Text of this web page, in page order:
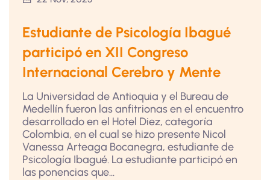
Estudiante de Psicología Ibagué
participó en XII Congreso
Internacional Cerebro y Mente
La Universidad de Antioquia y el Bureau de
Medellín fueron las anfitrionas en el encuentro
desarrollado en el Hotel Diez, categoría
Colombia, en el cual se hizo presente Nicol
Vanessa Arteaga Bocanegra, estudiante de
Psicología Ibagué. La estudiante participó en
las ponencias que...